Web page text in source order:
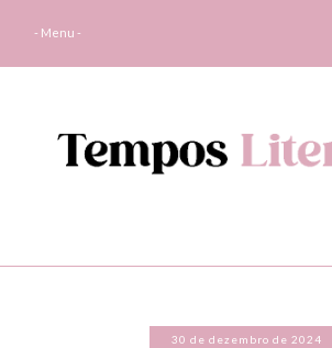
30 de dezembro de 2024